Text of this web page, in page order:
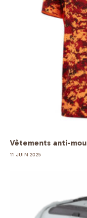
Vêtements anti-
11 JUIN 2025